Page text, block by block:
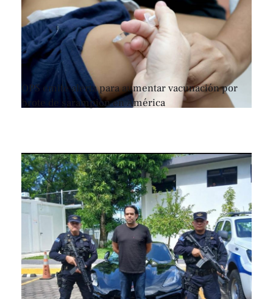
OPS emite alerta para aumentar vacunación por
brote de sarampión en América